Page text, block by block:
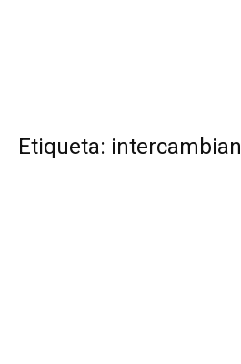
Etiqueta: intercambian